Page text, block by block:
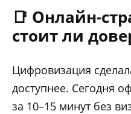
📑 Онлайн-
стоит ли
Цифровизация
доступнее. Сегодня
за 10–15 минут без